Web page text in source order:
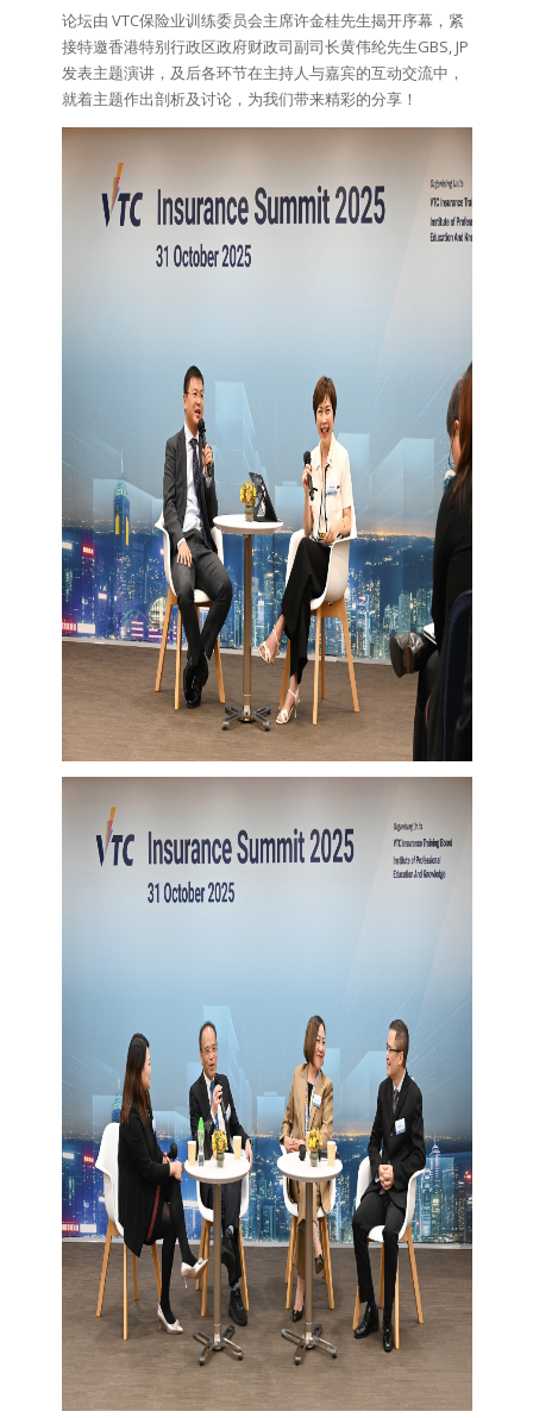
论坛由 VTC保险业训练委员会主席许金桂先生揭开序幕，紧
接特邀香港特别行政区政府财政司副司长黄伟纶先生GBS, JP
发表主题演讲，及后各环节在主持人与嘉宾的互动交流中，
就着主题作出剖析及讨论，为我们带来精彩的分享！